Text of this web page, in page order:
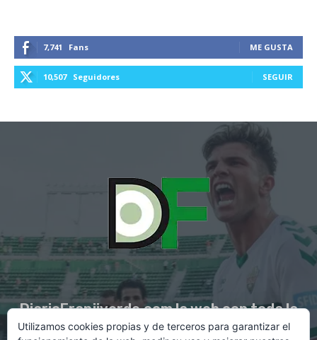
7,741 Fans ME GUSTA
10,507 Seguidores SEGUIR
DiarioFranjiverde.com la web con toda la
Utilizamos cookies propias y de terceros para garantizar el